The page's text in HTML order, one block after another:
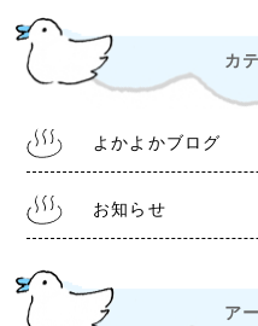
組合事務所
2022.10.28
令和4年11月
2022.6.30
カ
よかよかブログ
お知らせ
ア